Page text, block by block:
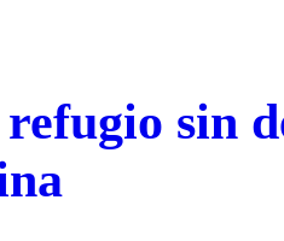
sin